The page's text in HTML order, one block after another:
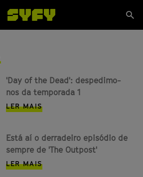
'Day of the Dead': despedimo-
nos da temporada 1
LER MAIS
Está aí o derradeiro episódio de
sempre de 'The Outpost'
LER MAIS